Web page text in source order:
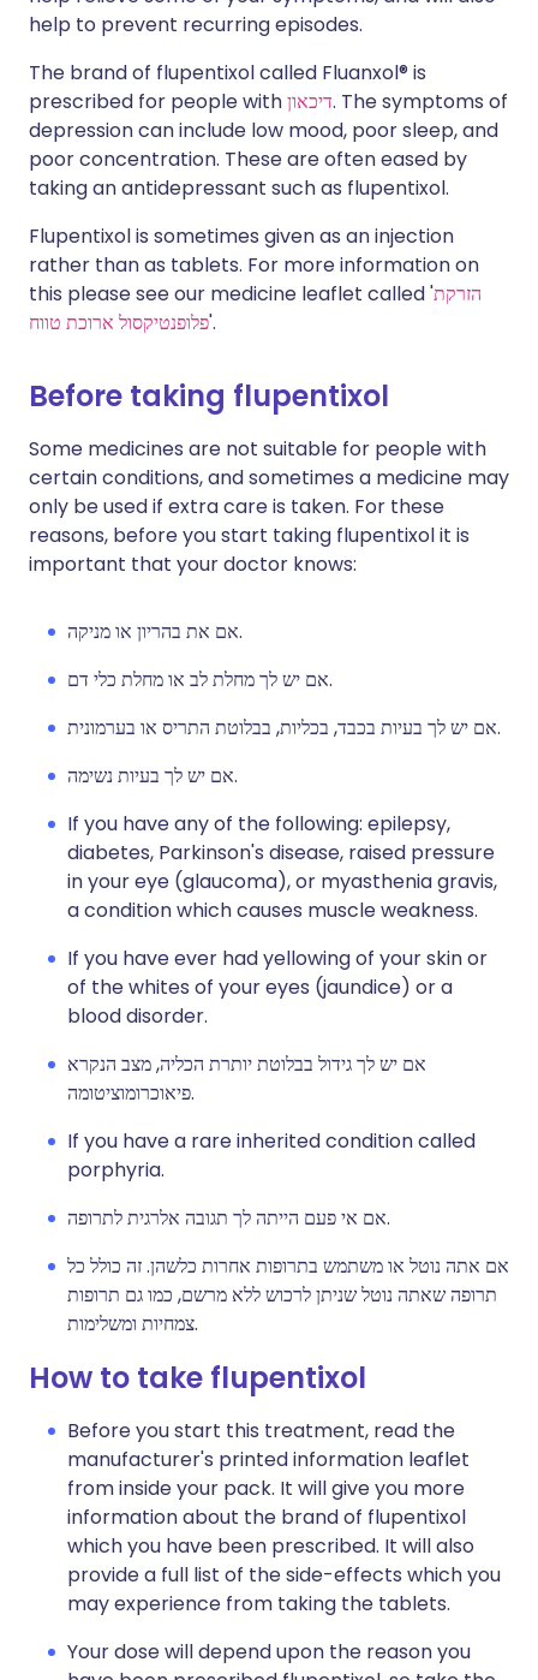
help to prevent recurring episodes.
The brand of flupentixol called Fluanxol® is
prescribed for people withדיכאון. The symptoms of
depression can include low mood, poor sleep, and
poor concentration. These are often eased by
taking an antidepressant such as flupentixol.
Flupentixol is sometimes given as an injection
rather than as tablets. For more information on
this please see our medicine leaflet called 'הזרקת
פלופנטיקסול ארוכת טווח'.
Before taking flupentixol
Some medicines are not suitable for people with
certain conditions, and sometimes a medicine may
only be used if extra care is taken. For these
reasons, before you start taking flupentixol it is
important that your doctor knows:
אם את בהריון או מניקה.
אם יש לך מחלת לב או מחלת כלי דם.
אם יש לך בעיות בכבד, בכליות, בבלוטת התריס או בערמונית.
אם יש לך בעיות נשימה.
If you have any of the following: epilepsy,
diabetes, Parkinson's disease, raised pressure
in your eye (glaucoma), or myasthenia gravis,
a condition which causes muscle weakness.
If you have ever had yellowing of your skin or
of the whites of your eyes (jaundice) or a
blood disorder.
אם יש לך גידול בבלוטת יותרת הכליה, מצב הנקרא
פיאוכרומוציטומה.
If you have a rare inherited condition called
porphyria.
אם אי פעם הייתה לך תגובה אלרגית לתרופה.
אם אתה נוטל או משתמש בתרופות אחרות כלשהן. זה כולל כל
תרופה שאתה נוטל שניתן לרכוש ללא מרשם, כמו גם תרופות
צמחיות ומשלימות.
How to take flupentixol
Before you start this treatment, read the
manufacturer's printed information leaflet
from inside your pack. It will give you more
information about the brand of flupentixol
which you have been prescribed. It will also
provide a full list of the side-effects which you
may experience from taking the tablets.
Your dose will depend upon the reason you